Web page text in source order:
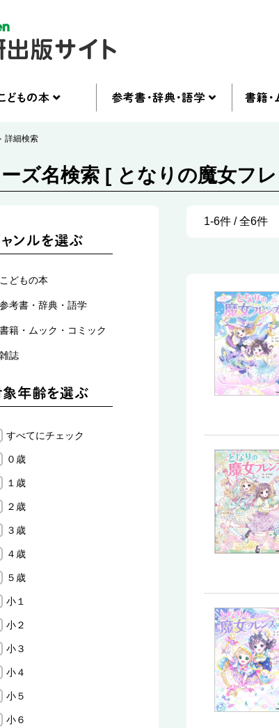
詳細検索
ズ名検索 [ となりの魔女フ
こどもの本
参考書・辞典・語学
書籍・ムック・コミック
雑誌
すべてにチェック
０歳
１歳
２歳
３歳
４歳
５歳
小１
小２
小３
小４
小５
小６
1-6件 / 全6件